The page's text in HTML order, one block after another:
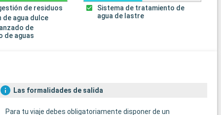
de residuos
de agua dulce
de
de aguas
Sistema de tratamiento de
agua de lastre
Las formalidades de salida
Para tu viaje debes obligatoriamente disponer de un